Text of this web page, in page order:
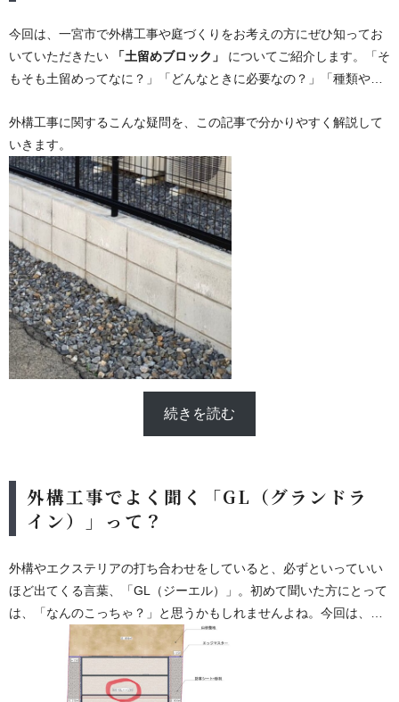
今回は、一宮市で外構工事や庭づくりをお考えの方にぜひ知ってお
いていただきたい
「土留めブロック」
についてご紹介します。「そ
もそも土留めってなに？」「どんなときに必要なの？」「種類や特
外構工事に関するこんな疑問を、この記事で分かりやすく解説して
いきます。
続きを読む
外構工事でよく聞く「GL（グランドラ
イン）」って？
外構やエクステリアの打ち合わせをしていると、必ずといっていい
ほど出てくる言葉、「GL（ジーエル）」。初めて聞いた方にとって
は、「なんのこっちゃ？」と思うかもしれませんよね。今回は、そ
という疑問にお答えしつつ、外構工事でなぜ重要
なのか、できるだけ分かりやすく解説していきます！